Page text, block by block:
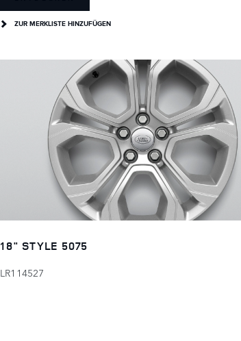
ZUR MERKLISTE HINZUFÜGEN
18" STYLE 5075
LR114527